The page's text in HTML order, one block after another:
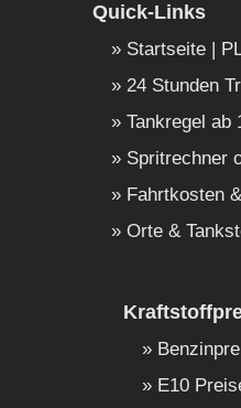
Quick-Links
Startseite |
24 Stunden
Tankregel ab
Spritrechner
Fahrtkosten
Orte &
E10